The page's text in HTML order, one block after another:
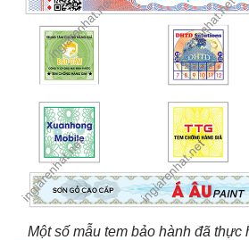
Một số mẫu tem bảo hành đã thực